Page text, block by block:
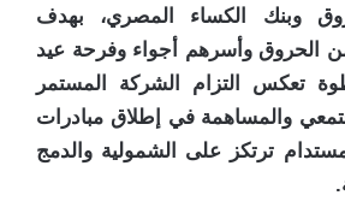
وبنك الكساء المصري، بهدف
الحروق وأسرهم أجواء وفرحة عيد
تعكس التزام الشركة المستمر
والمساهمة في إطلاق مبادرات
ترتكز على الشمولية والدمج